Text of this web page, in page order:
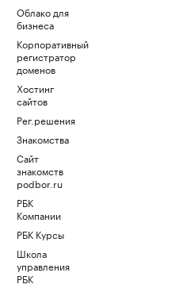
Облако для
бизнеса
Корпоративный
регистратор
доменов
Хостинг
сайтов
Рег.решения
Знакомства
Сайт
знакомств
podbor.ru
РБК
Компании
РБК Курсы
Школа
управления
РБК